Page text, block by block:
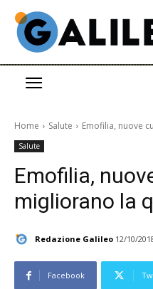
Home Salute Emofilia, nuove
Salute
Emofilia,
migliorano la
Redazione Galileo 12/10/
Facebook